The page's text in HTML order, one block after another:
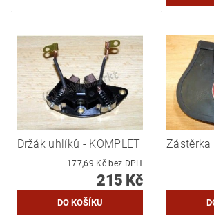
Držák uhlíků - KOMPLET
177,69 Kč bez DPH
215 Kč
Zástěrka